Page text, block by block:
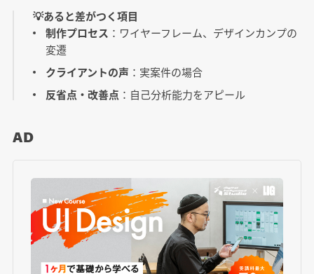
💡あると差がつく項目
制作プロセス ：ワイヤーフレーム、デザインカンプの
変遷
クライアントの声 ：実案件の場合
反省点・改善点 ：自己分析能力をアピール
AD